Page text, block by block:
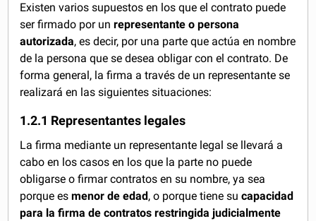
Existen varios supuestos en los que el contrato puede
ser firmado por unrepresentante o persona
autorizada, es decir, por una parte que actúa en nombre
de la persona que se desea obligar con el contrato. De
forma general, la firma a través de un representante se
realizará en las siguientes situaciones:
1.2.1 Representantes legales
La firma mediante un representante legal se llevará a
cabo en los casos en los que la parte no puede
obligarse o firmar contratos en su nombre, ya sea
porque esmenor de edad, o porque tiene sucapacidad
para la firma de contratos restringida judicialmente